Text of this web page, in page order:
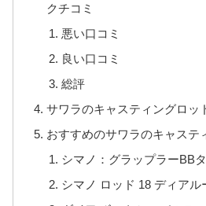
クチコミ
悪い口コミ
良い口コミ
総評
サワラのキャスティングロッ
おすすめのサワラのキャステ
シマノ：グラップラーBB
シマノ ロッド 18 ディアル